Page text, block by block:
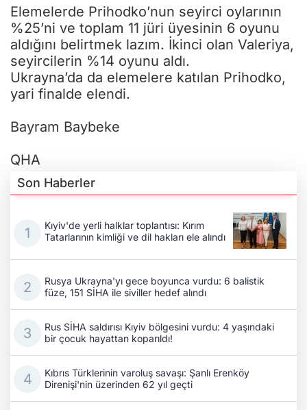
Elemelerde Prihodko’nun seyirci oylarının
%25’ni ve toplam 11 jüri üyesinin 6 oyunu
aldığını belirtmek lazım. İkinci olan Valeriya,
seyircilerin %14 oyunu aldı.
Ukrayna’da da elemelere katılan Prihodko,
yari finalde elendi.
Bayram Baybeke
QHA
Son Haberler
Kıyiv'de yerli halklar toplantısı: Kırım
Tatarlarının kimliği ve dil hakları ele alındı
Rusya Ukrayna'yı gece boyunca vurdu: 6 balistik
füze, 151 SİHA ile siviller hedef alındı
Rus SİHA saldırısı Kıyiv bölgesini vurdu: 4 yaşındaki
bir çocuk hayattan koparıldı!
Kıbrıs Türklerinin varoluş savaşı: Şanlı Erenköy
Direnişi'nin üzerinden 62 yıl geçti